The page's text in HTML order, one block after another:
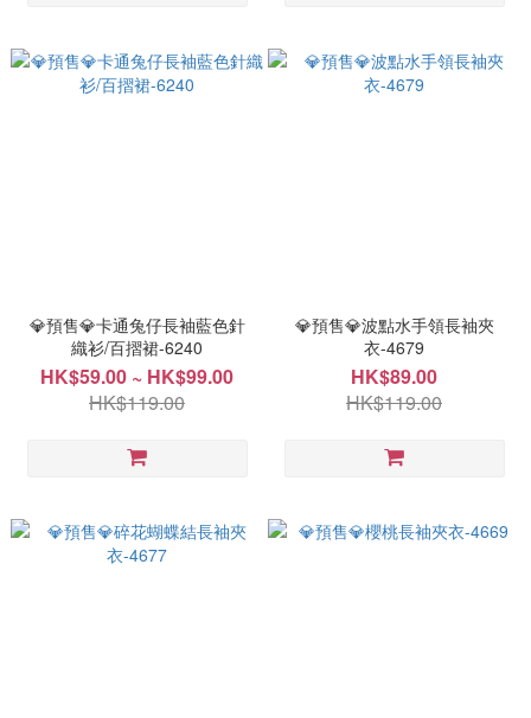
💎預售💎卡通兔仔長袖藍色針
織衫/百摺裙-6240
HK$59.00 ~ HK$99.00
HK$119.00
💎預售💎波點水手領長袖夾
衣-4679
HK$89.00
HK$119.00